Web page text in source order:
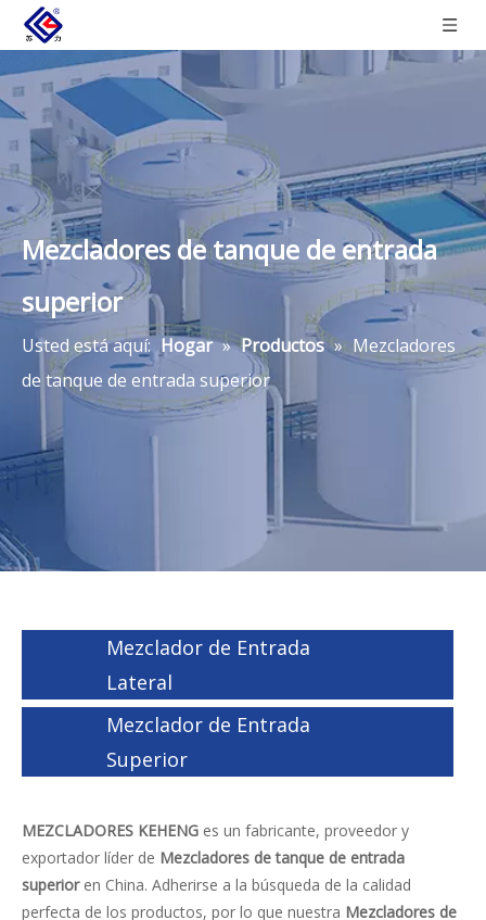
Mezcladores de tanque de entrada
superior
Usted está aquí: Hogar » Productos » Mezcladores
de tanque de entrada superior
Mezclador de Entrada
Lateral
Mezclador de Entrada
Superior
MEZCLADORES KEHENG es un fabricante, proveedor y
exportador líder de Mezcladores de tanque de entrada
superioren China. Adherirse a la búsqueda de la calidad
perfecta de los productos, por lo que nuestra Mezcladores de